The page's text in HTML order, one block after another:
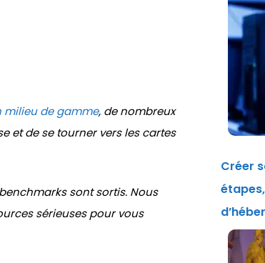
milieu de gamme, de nombreux
et de se tourner vers les cartes
sont sortis. Nous
sérieuses pour vous
Créer